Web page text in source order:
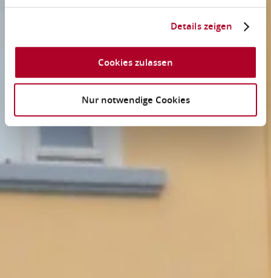
Details zeigen
Cookies zulassen
Nur notwendige Cookies